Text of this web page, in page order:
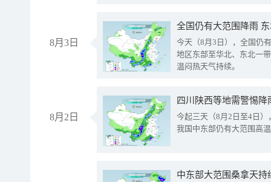
8月3日
全国仍有大范围降雨
今天（8月3日），全国仍
地区东部至华北、东北一
温闷热天气持续。
8月2日
今起三天（8月2日至4日
我国中东部仍有大范围高
中东部大范围桑拿天